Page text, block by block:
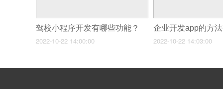
驾校小程序开发有哪些功能？
2022-10-22 14:00:00
企业开发app的方
2022-10-22 14:03:00